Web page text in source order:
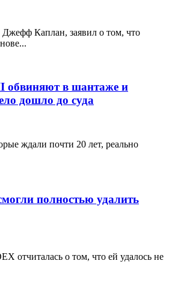
Каплан, заявил о том, что
обвиняют в шантаже и
дошло до суда
ждали почти 20 лет, реально
полностью удалить
отчиталась о том, что ей удалось не